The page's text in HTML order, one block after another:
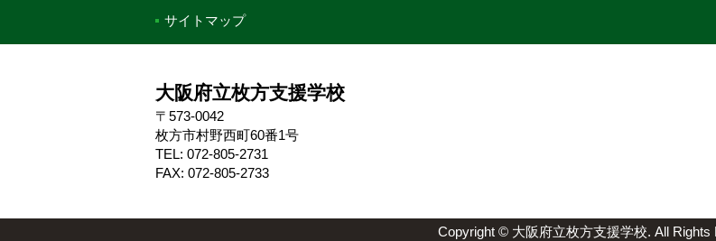
サイトマップ
大阪府立枚方支援学校
〒573-0042
枚方市村野西町60番1号
TEL: 072-805-2731
FAX: 072-805-2733
Copyright © 大阪府立枚方支援学校. All Rights